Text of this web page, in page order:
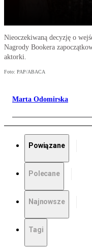
Nieoczekiwaną decyzję o
Nagrody Bookera
aktorki.
Foto: PAP/ABACA
Marta Odomirska
Powiązane
Polecane
Najnowsze
Tagi